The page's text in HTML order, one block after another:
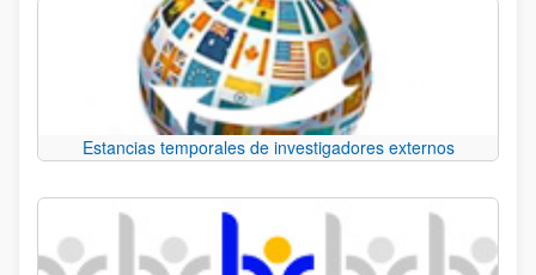
Estancias temporales de investigadores externos